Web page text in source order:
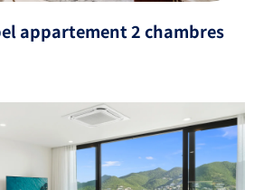
appartement 2 chambres